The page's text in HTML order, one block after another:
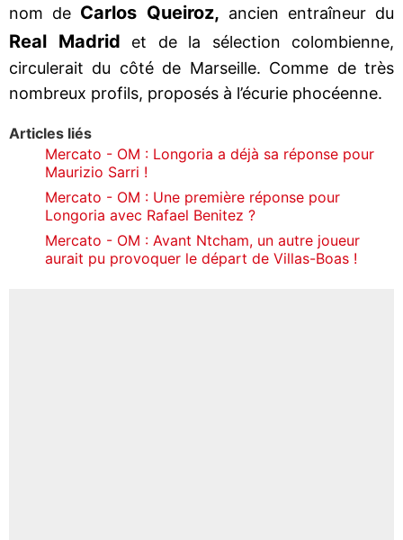
nom de Carlos Queiroz, ancien entraîneur du
Real Madrid et de la sélection colombienne,
circulerait du côté de Marseille. Comme de très
nombreux profils, proposés à l’écurie phocéenne.
Articles liés
Mercato - OM : Longoria a déjà sa réponse pour
Maurizio Sarri !
Mercato - OM : Une première réponse pour
Longoria avec Rafael Benitez ?
Mercato - OM : Avant Ntcham, un autre joueur
aurait pu provoquer le départ de Villas-Boas !